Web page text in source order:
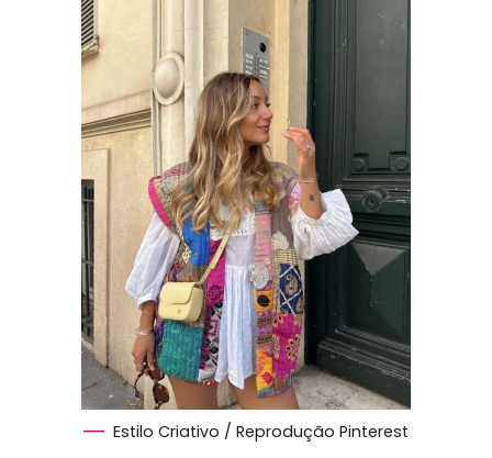
Estilo Criativo / Reprodução Pinterest